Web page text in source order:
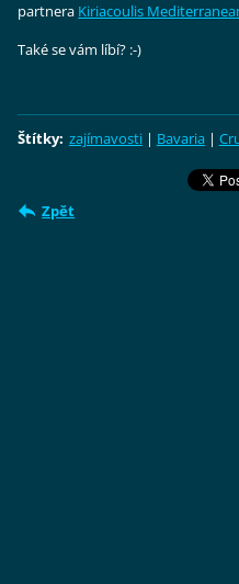
partnera Kiriacoulis
Také se vám líbí? :-)
Štítky: zajímavosti | Bavaria |
Zpět